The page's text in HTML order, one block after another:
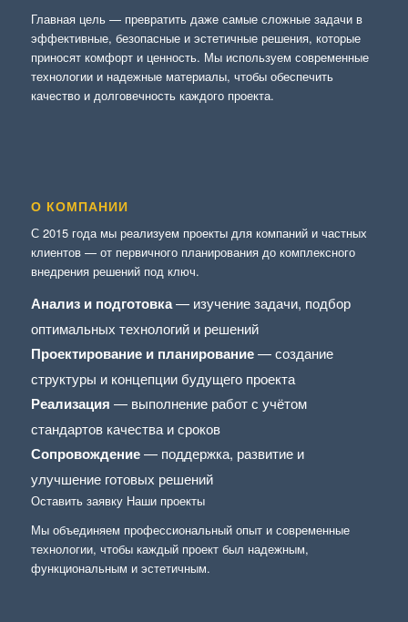
Главная цель — превратить даже самые сложные задачи в
эффективные, безопасные и эстетичные решения, которые
приносят комфорт и ценность. Мы используем современные
технологии и надежные материалы, чтобы обеспечить
качество и долговечность каждого проекта.
О КОМПАНИИ
С 2015 года мы реализуем проекты для компаний и частных
клиентов — от первичного планирования до комплексного
внедрения решений под ключ.
Анализ и подготовка— изучение задачи, подбор
оптимальных технологий и решений
Проектирование и планирование— создание
структуры и концепции будущего проекта
Реализация — выполнение работ с учётом
стандартов качества и сроков
Сопровождение— поддержка, развитие и
улучшение готовых решений
Оставить заявку Наши проекты
Мы объединяем профессиональный опыт и современные
технологии, чтобы каждый проект был надежным,
функциональным и эстетичным.